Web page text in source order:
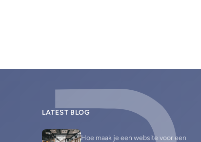
LATEST BLOG
Hoe maak je een website voor een